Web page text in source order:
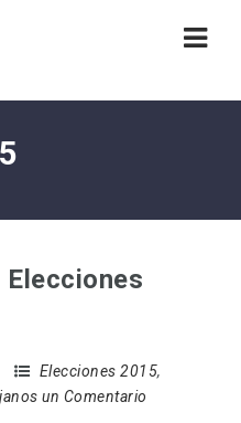
Elecciones 2015,
un Comentario